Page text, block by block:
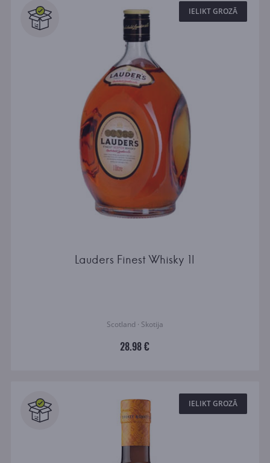
IELIKT GROZĀ
Lauders Finest Whisky 1l
Scotland · Skotija
28.98 €
IELIKT GROZĀ